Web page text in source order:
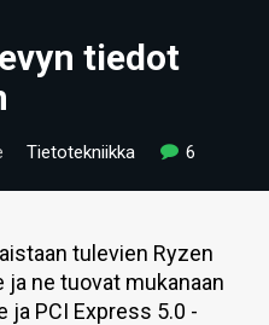
tiedot
Tietotekniikka 6
tulevien Ryzen
ne tuovat mukanaan
ja PCI Express 5.0 -